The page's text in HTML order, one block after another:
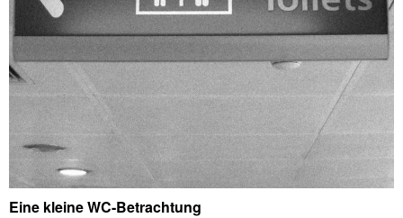
Eine kleine WC-Betrachtung